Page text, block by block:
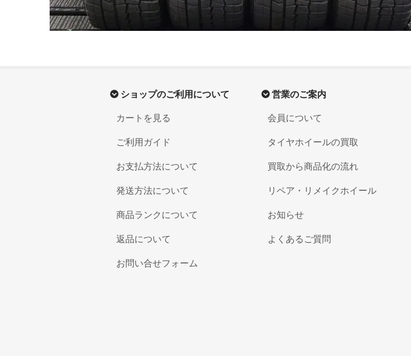
ショップのご利用について
カートを見る
ご利用ガイド
お支払方法について
発送方法について
商品ランクについて
返品について
お問い合せフォーム
営業のご案内
会員について
タイヤホイールの買取
買取から商品化の流れ
リペア・リメイクホイール
お知らせ
よくあるご質問